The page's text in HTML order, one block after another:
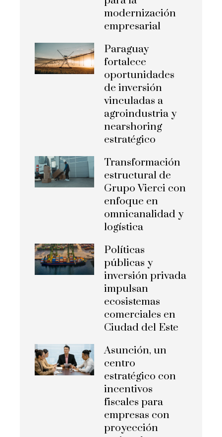
modernización
empresarial
Paraguay
fortalece
oportunidades
de inversión
vinculadas a
agroindustria y
nearshoring
estratégico
Transformación
estructural de
Grupo Vierci con
enfoque en
omnicanalidad y
logística
Políticas
públicas y
inversión privada
impulsan
ecosistemas
comerciales en
Ciudad del Este
Asunción, un
centro
estratégico con
incentivos
fiscales para
empresas con
proyección